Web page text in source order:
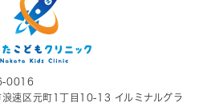
0016
浪速区元町1丁目10-13 イルミナルグラ